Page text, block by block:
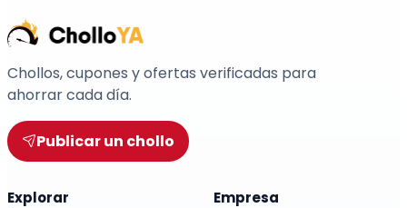
Chollos, cupones y ofertas verificadas para
ahorrar cada día.
Publicar un chollo
Explorar Empresa